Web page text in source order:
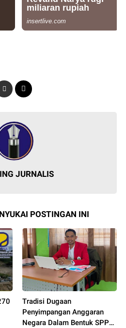
JURNALIS
POSTINGAN INI
Tradisi Dugaan
Penyimpangan Anggaran
Negara Dalam Bentuk SPPD,